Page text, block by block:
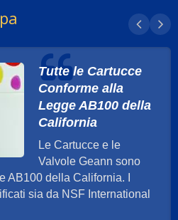
Tutte le Cartucce
Conforme alla
Legge AB100 della
California
Le Cartucce e le
Valvole Geann sono
AB100 della California. I
sia da NSF International